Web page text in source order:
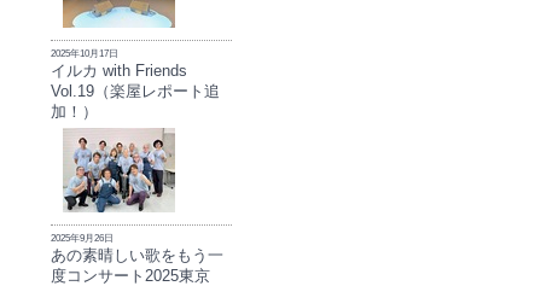
2025年10月17日
イルカ with Friends
Vol.19（楽屋レポート追
加！）
2025年9月26日
あの素晴しい歌をもう一
度コンサート2025東京